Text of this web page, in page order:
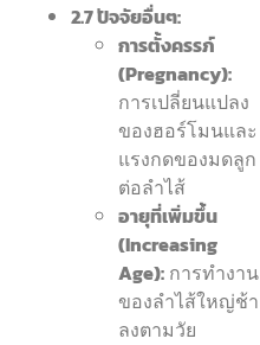
2.7 ปัจจัยอื่นๆ:
การตั้งครรภ์
(Pregnancy):
การเปลี่ยนแปลง
ของฮอร์โมนและ
แรงกดของมดลูก
ต่อลำไส้
อายุที่เพิ่มขึ้น
(Increasing
Age): การทำงาน
ของลำไส้ใหญ่ช้า
ลงตามวัย